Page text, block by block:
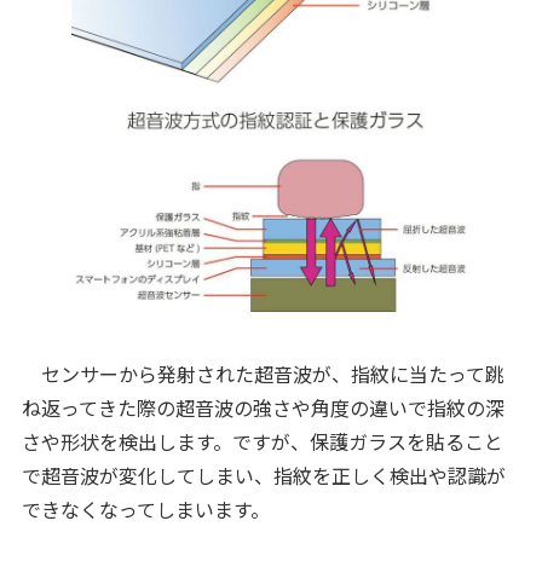
センサーから発射された超音波が、指紋に当たって跳
ね返ってきた際の超音波の強さや角度の違いで指紋の深
さや形状を検出します。ですが、保護ガラスを貼ること
で超音波が変化してしまい、指紋を正しく検出や認識が
できなくなってしまいます。